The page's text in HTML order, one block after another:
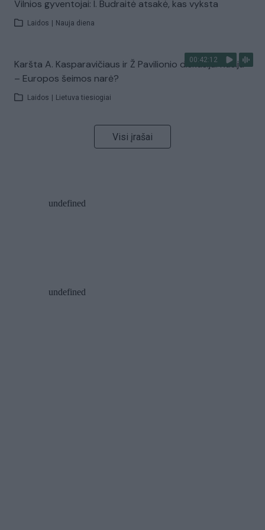
Vilnios gyventojai: I. Budraitė atsakė, kas vyksta
Laidos Nauja diena
00:42:12
Karšta A. Kasparavičiaus ir Ž Pavilionio diskusija: Rusija
– Europos šeimos narė?
Laidos Lietuva tiesiogiai
Visi įrašai